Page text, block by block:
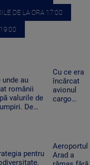
DE LA ORA 17:00
unde au
românii
valurile de
De
Cu ce era
încărcat
avionul
cargo
dronă cu
bombă pe
aeroportul
pentru
Aeroportul
Arad a